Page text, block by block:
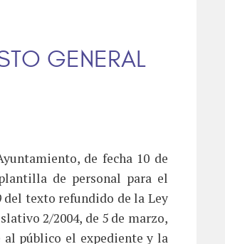
GENERAL
de fecha 10 de
de personal para el
del texto refundido de la Ley
2/2004, de 5 de marzo,
al público el expediente y la